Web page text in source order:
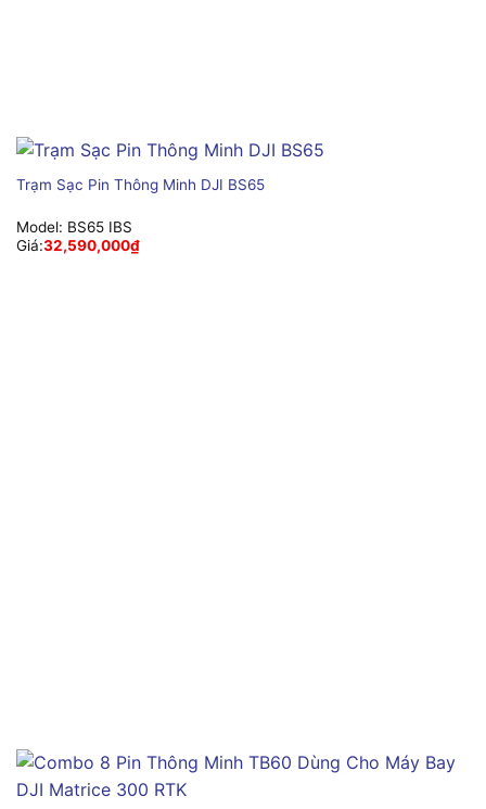
Trạm Sạc Pin Thông Minh DJI BS65
Model: BS65 IBS
Giá:32,590,000₫